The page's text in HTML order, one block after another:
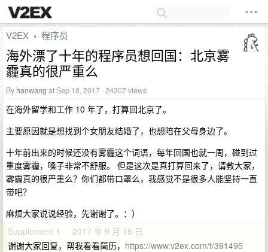
V2EX › 程序员
海外漂了十年的程序员想回国：北京雾
霾真的很严重么
By hanwang at Sep 18, 2017 · 24307 views
在海外留学和工作 10 年了，打算回北京了。
主要原因就是想找到个女朋友结婚了，也想陪在父母身边了。
十年前出来的时候还没有雾霾这个词语，每年回国也就一周，碰到过
重度雾霾，嗓子非常不舒服。 但是这次是真打算回来了，请教大家，
雾霾真的很严重么？你们都带口罩么，我感觉不是很多人能坚持一直
带吧？
麻烦大家说说经验，先谢谢了。：）
Supplement 1 · 2017 年 9 月 18 日
谢谢大家回复，帮我看看简历， https://www.v2ex.com/t/391495